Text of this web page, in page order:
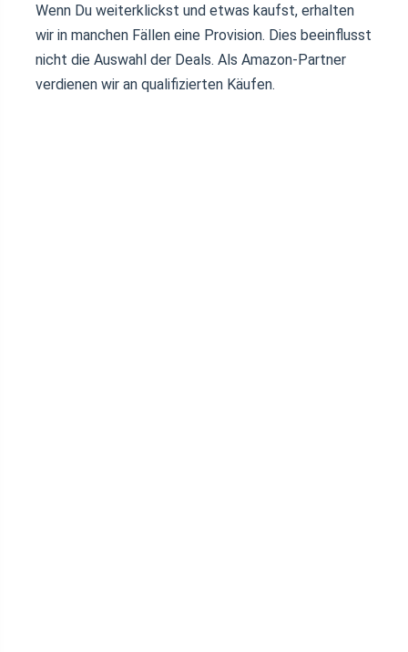
Wenn Du weiterklickst und etwas kaufst, erhalten
wir in manchen Fällen eine Provision. Dies beeinflusst
nicht die Auswahl der Deals. Als Amazon-Partner
verdienen wir an qualifizierten Käufen.